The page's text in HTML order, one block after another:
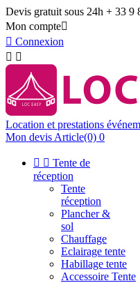
Devis gratuit sous 24h + 33 9
Mon compte
 Connexion
 
Location et prestations
Mon devis Article(0) 0
  Tente de
réception
Tente
réception
Plancher &
sol
Chauffage
Eclairage tente
Habillage tente
Accessoire Tente